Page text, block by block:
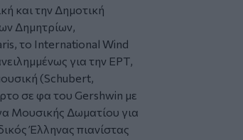
και την Δημοτική
Δημητρίων,
το International Wind
για την ΕΡΤ,
(Schubert,
σε φα του Gershwin με
Mουσικής Δωματίου για
Έλληνας πιανίστας